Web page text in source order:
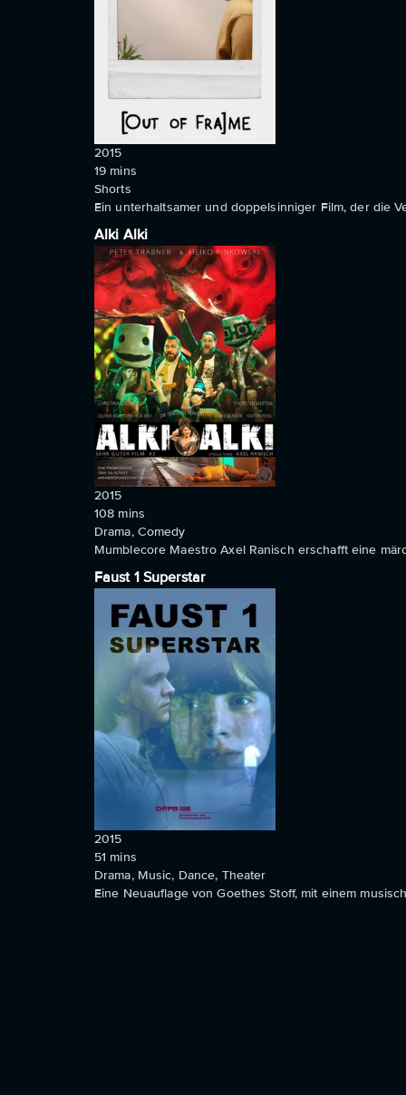
2015
19 mins
Shorts
Ein unterhaltsamer und doppelsinniger Film, der die
Alki Alki
2015
108 mins
Drama, Comedy
Mumblecore Maestro Axel Ranisch erschafft eine
Faust 1 Superstar
2015
51 mins
Drama, Music, Dance, Theater
Eine Neuauflage von Goethes Stoff, mit einem